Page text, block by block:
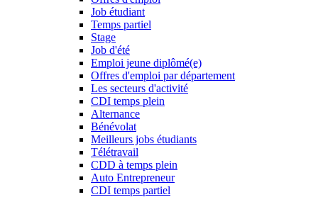
Job étudiant
Temps partiel
Stage
Job d'été
Emploi jeune diplômé(e)
Offres d'emploi par département
Les secteurs d'activité
CDI temps plein
Alternance
Bénévolat
Meilleurs jobs étudiants
Télétravail
CDD à temps plein
Auto Entrepreneur
CDI temps partiel